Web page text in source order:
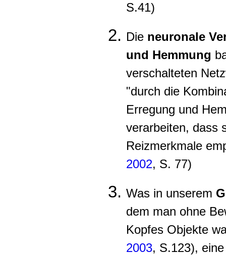
S.41)
Die neuronale
und Hemmung
verschalteten
"durch die
Erregung und
verarbeiten, dass
Reizmerkmale
2002, S. 77)
Was in unserem
dem man ohne
Kopfes Objekte
2003, S.123),